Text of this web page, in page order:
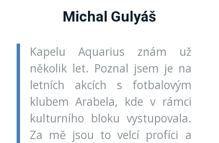
Michal Gulyáš
Kapelu Aquarius znám už
několik let. Poznal jsem je na
letních akcích s fotbalovým
klubem Arabela, kde v rámci
kulturního bloku vystupovala.
Za mě jsou to velcí profíci a